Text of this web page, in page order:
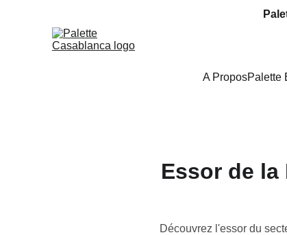
A ProposPalette
Essor de
Découvrez l'essor du